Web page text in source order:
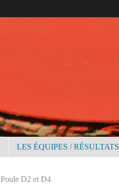
LES ÉQUIPES / RÉSULTATS
Poule D2 et D4